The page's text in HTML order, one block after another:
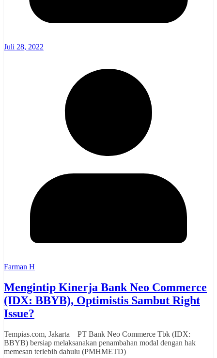
Juli 28, 2022
Farman H
Mengintip Kinerja Bank Neo Commerce
(IDX: BBYB), Optimistis Sambut Right
Issue?
Tempias.com, Jakarta – PT Bank Neo Commerce Tbk (IDX:
BBYB) bersiap melaksanakan penambahan modal dengan hak
memesan terlebih dahulu (PMHMETD)